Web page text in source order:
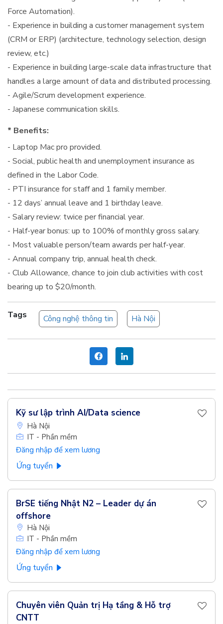
Force Automation).
- Experience in building a customer management system
(CRM or ERP) (architecture, technology selection, design
review, etc.)
- Experience in building large-scale data infrastructure that
handles a large amount of data and distributed processing.
- Agile/Scrum development experience.
- Japanese communication skills.
* Benefits:
- Laptop Mac pro provided.
- Social, public health and unemployment insurance as
defined in the Labor Code.
- PTI insurance for staff and 1 family member.
- 12 days’ annual leave and 1 birthday leave.
- Salary review: twice per financial year.
- Half-year bonus: up to 100% of monthly gross salary.
- Most valuable person/team awards per half-year.
- Annual company trip, annual health check.
- Club Allowance, chance to join club activities with cost
bearing up to $20/month.
Tags Công nghệ thông tin Hà Nội
Kỹ sư lập trình AI/Data science
Hà Nội
IT - Phần mềm
Đăng nhập để xem lương
Ứng tuyển
BrSE tiếng Nhật N2 – Leader dự án
offshore
Hà Nội
IT - Phần mềm
Đăng nhập để xem lương
Ứng tuyển
Chuyên viên Quản trị Hạ tầng & Hỗ trợ
CNTT